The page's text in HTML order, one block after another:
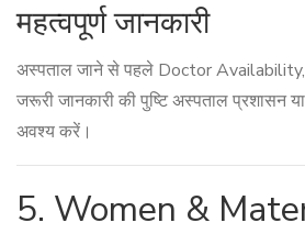
महत्वपूर्ण जानकारी
अस्पताल जाने से पहले Doctor
जरूरी जानकारी की पुष्टि अस्पताल प्रशासन
अवश्य करें।
5. Women &